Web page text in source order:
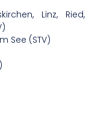
Linz, Ried,
See (STV)